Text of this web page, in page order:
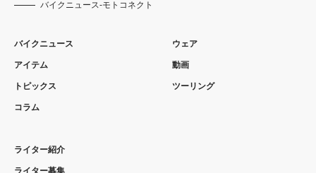
バイクニュース-モトコネクト
バイクニュース
アイテム
トピックス
コラム
ウェア
動画
ツーリング
ライター紹介
ライター募集